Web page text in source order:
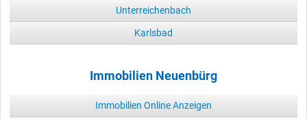
Unterreichenbach
Karlsbad
Immobilien Neuenbürg
Immobilien Online Anzeigen